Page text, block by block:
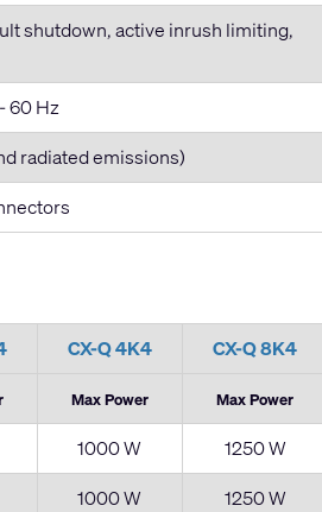
shutdown, active inrush limiting,
60 Hz
radiated emissions)
CX-Q 4K4 CX-Q 8K4
Max Power Max Power
1000 W
1250 W
1000 W
1250 W